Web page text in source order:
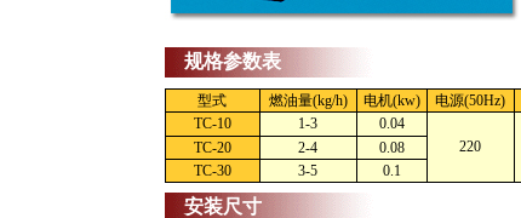
规格参数表
型式 燃油量(kg/h) 电机(kw) 电源(50Hz)
TC-10
1-3
0.04
220
TC-20 2-4
0.08
TC-30
3-5 0.1
安装尺寸